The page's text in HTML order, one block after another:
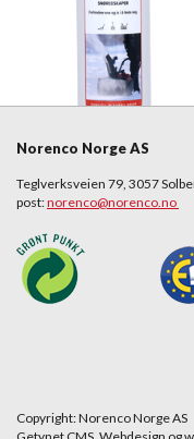
Norenco Norge AS
Teglverksveien 79, 3057
post:norenco@norenco.no
Copyright: Norenco Norge AS